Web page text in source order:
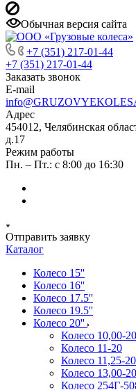
Обычная версия сайта
+7 (351) 217-01-44
+7 (351) 217-01-44
Заказать звонок
E-mail
Адрес
454012, Челябинская
д.17
Режим работы
Пн. – Пт.: с 8:00 до 16:30
Отправить заявку
Каталог
Колесо 15''
Колесо 16''
Колесо 17.5''
Колесо 19.5''
Колесо 20''
Колесо 10,00-20
Колесо 11-20
Колесо 11,25-20
Колесо 13,00-20
Колесо 254Г-